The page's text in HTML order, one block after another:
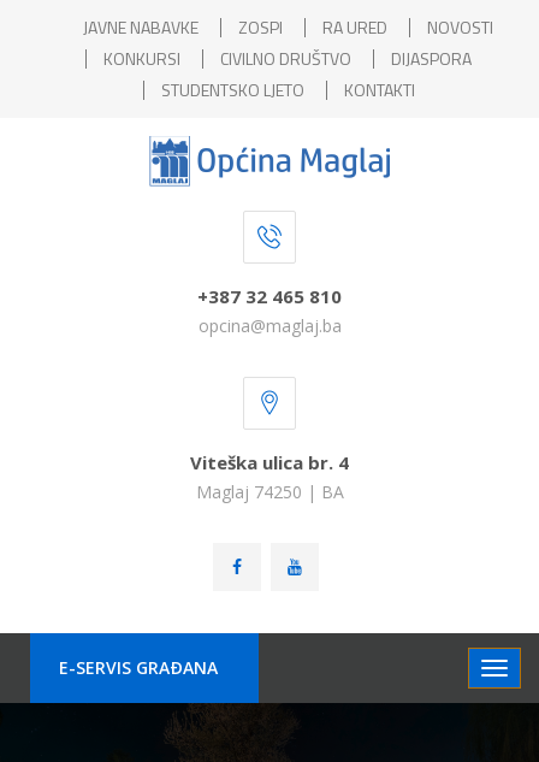
JAVNE NABAVKE ZOSPI RA URED
NOVOSTI
KONKURSI
CIVILNO DRUŠTVO
DIJASPORA
STUDENTSKO LJETO
KONTAKTI
+387 32 465 810
opcina@maglaj.ba
Viteška ulica br. 4
Maglaj 74250 | BA
E-SERVIS GRAÐANA